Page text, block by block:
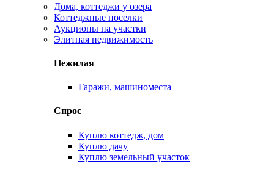
Дома, коттеджи у озера
Коттеджные поселки
Аукционы на участки
Элитная недвижимость
Нежилая
Гаражи, машиноместа
Спрос
Куплю коттедж, дом
Куплю дачу
Куплю земельный участок